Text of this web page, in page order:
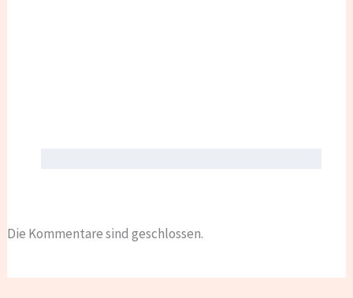
Die Kommentare sind geschlossen.